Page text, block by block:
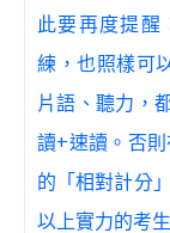
此要再度提
練，也照樣可
片語、聽力，
讀+速讀。否則
的「相對計分
以上實力的考